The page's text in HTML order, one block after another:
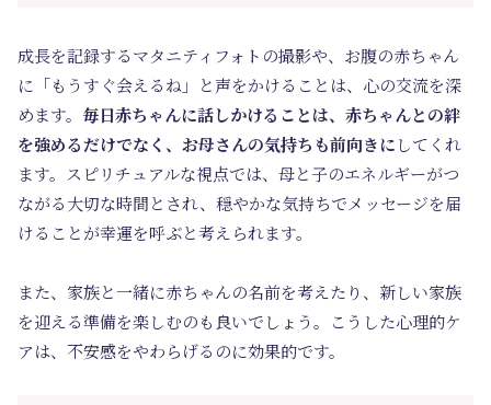
成長を記録するマタニティフォトの撮影や、お腹の赤ちゃん
に「もうすぐ会えるね」と声をかけることは、心の交流を深
めます。 毎日赤ちゃんに話しかけることは、赤ちゃんとの絆
を強めるだけでなく、お母さんの気持ちも前向きにしてくれ
ます。スピリチュアルな視点では、母と子のエネルギーがつ
ながる大切な時間とされ、穏やかな気持ちでメッセージを届
けることが幸運を呼ぶと考えられます。
また、家族と一緒に赤ちゃんの名前を考えたり、新しい家族
を迎える準備を楽しむのも良いでしょう。こうした心理的ケ
アは、不安感をやわらげるのに効果的です。